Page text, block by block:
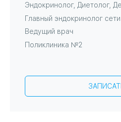
Эндокринолог, Диетолог,
Главный эндокринолог сети
Ведущий врач
Поликлиника №2